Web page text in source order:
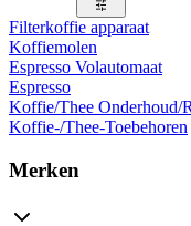
Filterkoffie apparaat
Koffiemolen
Espresso Volautomaat
Espresso
Koffie/Thee Onderhoud/
Koffie-/Thee-Toebehoren
Merken